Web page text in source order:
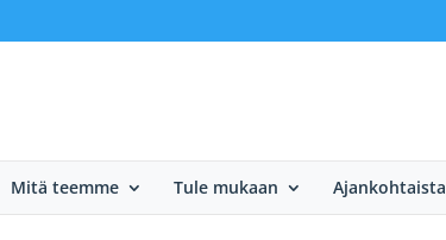
Mitä teemme Tule mukaan Ajankohtaista